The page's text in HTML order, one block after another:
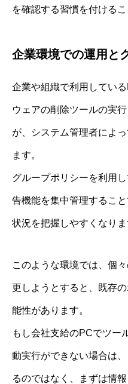
を確認する習慣を付ける
企業環境での運用と
企業や組織で利用してい
ウェアの削除ツールの実
が、システム管理者によ
ます。
グループポリシーを利用
告機能を集中管理するこ
状況を把握しやすくなりま
このような環境では、個
更しようとすると、既存
能性があります。
もし会社支給のPCでツー
動実行ができない場合は
るのではなく、まずは情